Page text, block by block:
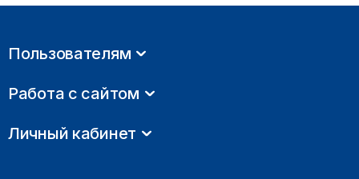
Пользователям
Работа с сайтом
Личный кабинет